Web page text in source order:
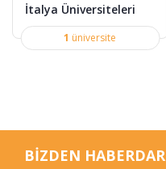
İtalya Üniversiteleri
1 üniversite
BİZDEN